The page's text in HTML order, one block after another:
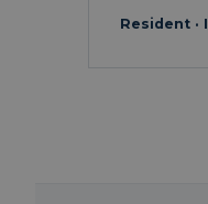
Resident